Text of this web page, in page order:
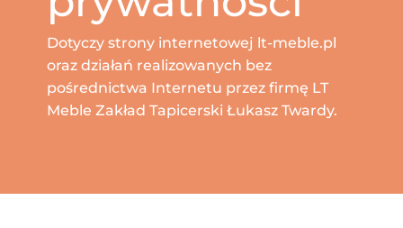
Dotyczy strony internetowej lt-meble.pl
oraz działań realizowanych bez
pośrednictwa Internetu przez firmę LT
Meble Zakład Tapicerski Łukasz Twardy.